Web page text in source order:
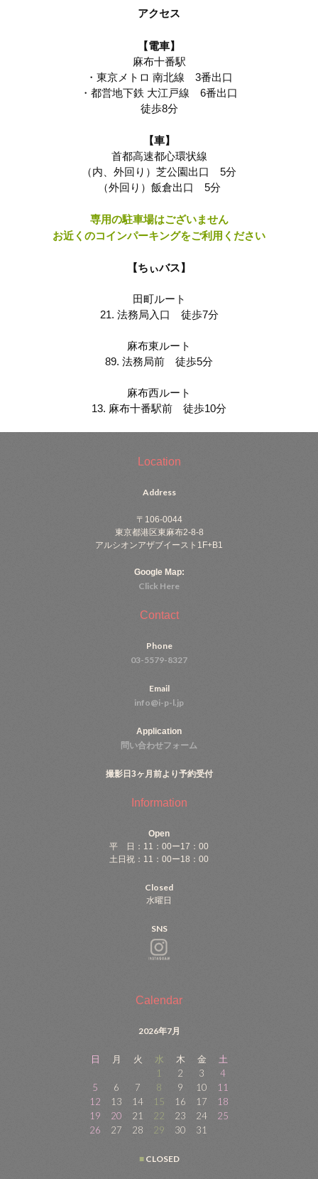
アクセス
【電車】
麻布十番駅
・東京メトロ 南北線 3番出口
・都営地下鉄 大江戸線 6番出口
徒歩8分
【車】
首都高速都心環状線
（内、外回り）芝公園出口 5分
（外回り）飯倉出口 5分
専用の駐車場はございません
お近くのコインパーキングをご利用ください
【ちぃバス】
田町ルート
21. 法務局入口 徒歩7分
麻布東ルート
89. 法務局前 徒歩5分
麻布西ルート
13. 麻布十番駅前 徒歩10分
Location
Address
〒106-0044
東京都港区東麻布2-8-8
アルシオンアザブイースト1F+B1
Google Map:
Click Here
Contact
Phone
03-5579-8327
Email
info@i-p-l.jp
Application
問い合わせフォーム
撮影日3ヶ月前より予約受付
Information
Open
平 日：11：00ー17：00
土日祝：11：00ー18：00
Closed
水曜日
SNS
Calendar
2026年7月
日 月 火 水 木 金
土
1
2 3
4
5
6 7 8 9 10
11
12
13 14 15 16 17
18
19
20 21 22 23 24
25
26
27 28 29 30 31
■CLOSED